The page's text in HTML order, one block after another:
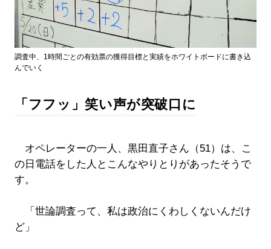
調査中、1時間ごとの有効票の獲得目標と実績をホワイトボードに書き込
んでいく
「フフッ」笑い声が突破口に
オペレーターの一人、黒田直子さん（51）は、こ
の日電話をした人とこんなやりとりがあったそうで
す。
「世論調査って、私は政治にくわしくないんだけ
ど」